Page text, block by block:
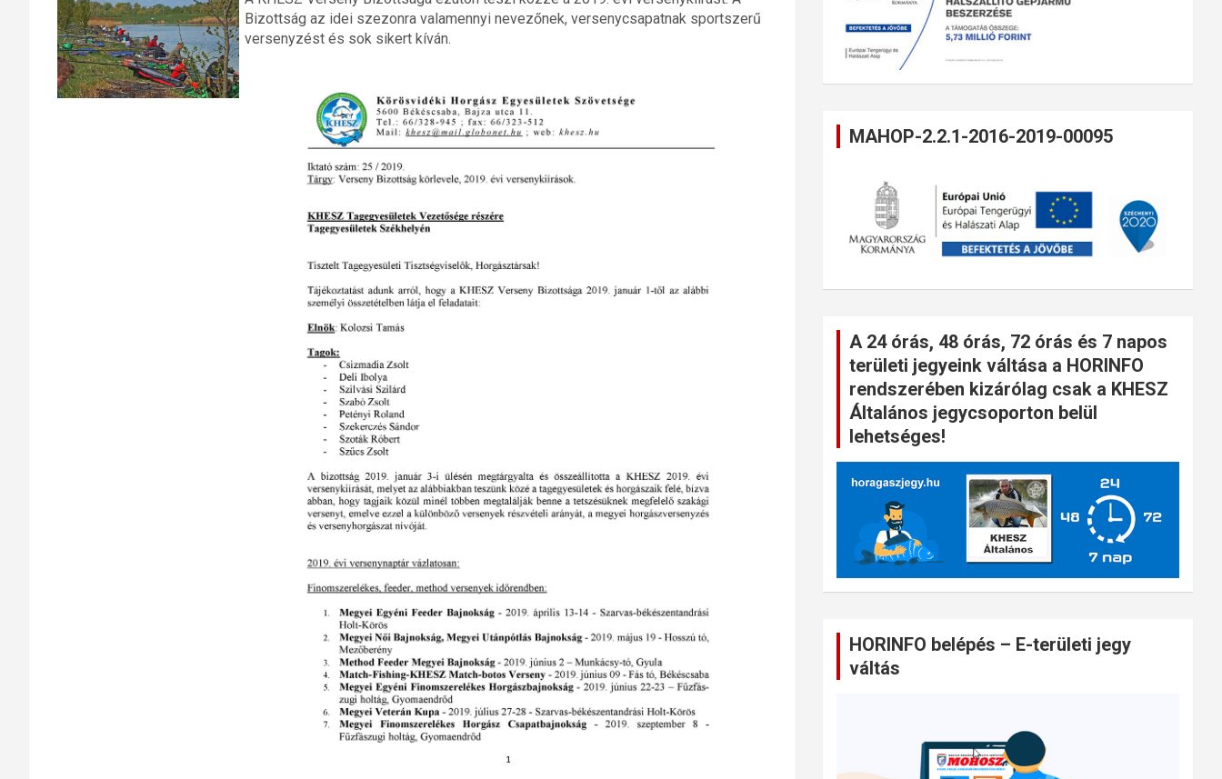
Bizottság az idei szezonra valamennyi nevezőnek, versenycsapatnak sportszerű
versenyzést és sok sikert kíván.
MAHOP-2.2.1-2016-2019-00095
A 24 órás, 48 órás, 72 órás és 7 napos
területi jegyeink váltása a HORINFO
rendszerében kizárólag csak a KHESZ
Általános jegycsoporton belül
lehetséges!
HORINFO belépés – E-területi jegy
váltás